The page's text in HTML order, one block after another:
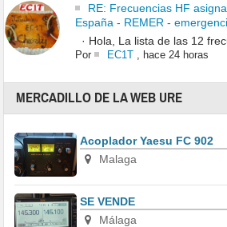
RE: Frecuencias HF
España - REMER -
· Hola, La lista de las 12
Por EC1T, hace 24 horas
MERCADILLO DE LA WEB URE
Acoplador Yaesu FC 902
Malaga
SE VENDE
Málaga